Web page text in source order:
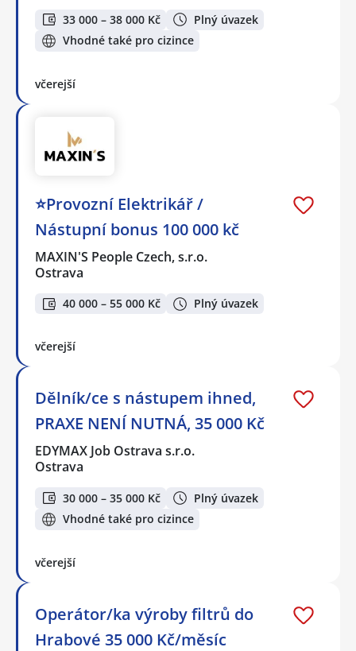
33 000 – 38 000 Kč
Plný úvazek
Vhodné také pro cizince
včerejší
⭐Provozní Elektrikář /
Nástupní bonus 100 000 kč
MAXIN'S People Czech, s.r.o.
Ostrava
40 000 – 55 000 Kč Plný úvazek
včerejší
Dělník/ce s nástupem ihned,
PRAXE NENÍ NUTNÁ, 35 000 Kč
EDYMAX Job Ostrava s.r.o.
Ostrava
30 000 – 35 000 Kč
Plný úvazek
Vhodné také pro cizince
včerejší
Operátor/ka výroby filtrů do
Hrabové 35 000 Kč/měsíc